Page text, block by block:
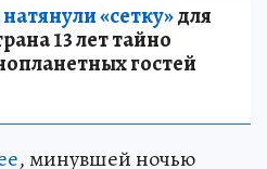
«сетку»для
13 лет тайно
гостей
, минувшей ночью